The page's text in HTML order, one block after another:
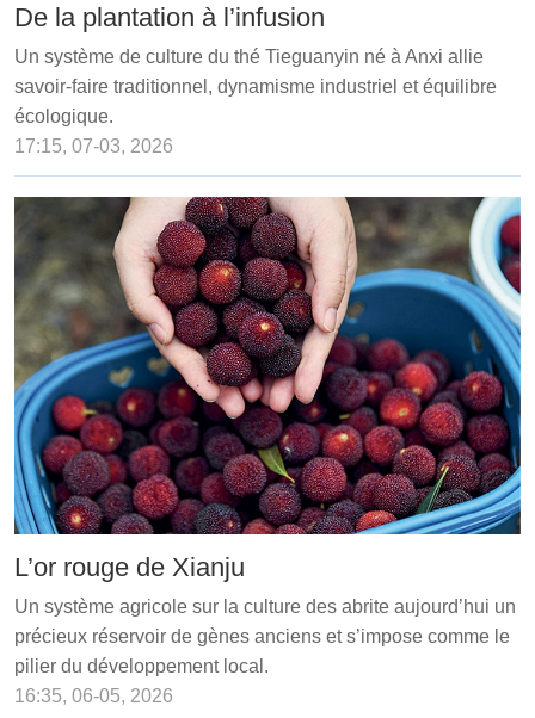
De la plantation à l’infusion
Un système de culture du thé Tieguanyin né à Anxi allie
savoir-faire traditionnel, dynamisme industriel et équilibre
écologique.
17:15, 07-03, 2026
L’or rouge de Xianju
Un système agricole sur la culture des abrite aujourd’hui un
précieux réservoir de gènes anciens et s’impose comme le
pilier du développement local.
16:35, 06-05, 2026